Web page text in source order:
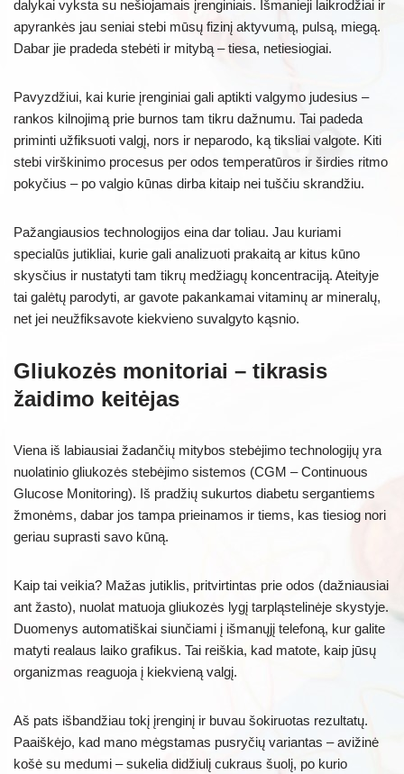
dalykai vyksta su nešiojamais įrenginiais. Išmanieji laikrodžiai ir
apyrankės jau seniai stebi mūsų fizinį aktyvumą, pulsą, miegą.
Dabar jie pradeda stebėti ir mitybą – tiesa, netiesiogiai.
Pavyzdžiui, kai kurie įrenginiai gali aptikti valgymo judesius –
rankos kilnojimą prie burnos tam tikru dažnumu. Tai padeda
priminti užfiksuoti valgį, nors ir neparodo, ką tiksliai valgote. Kiti
stebi virškinimo procesus per odos temperatūros ir širdies ritmo
pokyčius – po valgio kūnas dirba kitaip nei tuščiu skrandžiu.
Pažangiausios technologijos eina dar toliau. Jau kuriami
specialūs jutikliai, kurie gali analizuoti prakaitą ar kitus kūno
skysčius ir nustatyti tam tikrų medžiagų koncentraciją. Ateityje
tai galėtų parodyti, ar gavote pakankamai vitaminų ar mineralų,
net jei neužfiksavote kiekvieno suvalgyto kąsnio.
Gliukozės monitoriai – tikrasis
žaidimo keitėjas
Viena iš labiausiai žadančių mitybos stebėjimo technologijų yra
nuolatinio gliukozės stebėjimo sistemos (CGM – Continuous
Glucose Monitoring). Iš pradžių sukurtos diabetu sergantiems
žmonėms, dabar jos tampa prieinamos ir tiems, kas tiesiog nori
geriau suprasti savo kūną.
Kaip tai veikia? Mažas jutiklis, pritvirtintas prie odos (dažniausiai
ant žasto), nuolat matuoja gliukozės lygį tarpląstelinėje skystyje.
Duomenys automatiškai siunčiami į išmanųjį telefoną, kur galite
matyti realaus laiko grafikus. Tai reiškia, kad matote, kaip jūsų
organizmas reaguoja į kiekvieną valgį.
Aš pats išbandžiau tokį įrenginį ir buvau šokiruotas rezultatų.
Paaiškėjo, kad mano mėgstamas pusryčių variantas – avižinė
košė su medumi – sukelia didžiulį cukraus šuolį, po kurio